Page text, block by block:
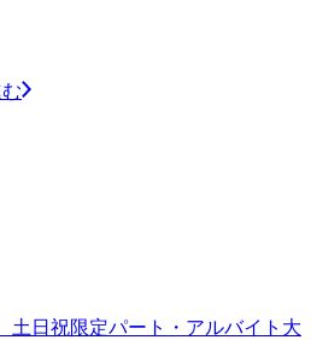
祝限定パート・アルバイト大